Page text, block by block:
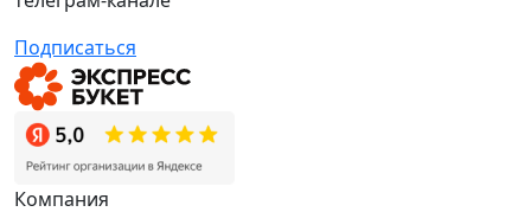
Подписаться
Компания